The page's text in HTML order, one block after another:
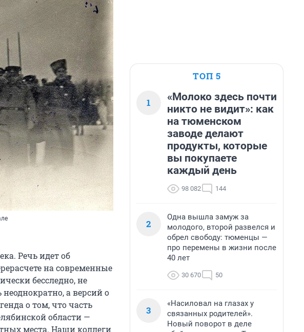
Речь идет об
на современные
бесследно, не
а версий о
о том, что часть
области —
места. Наши коллеги
ТОП 5
1
«Молоко здесь почти
никто не видит»: как
на тюменском
заводе делают
продукты, которые
вы покупаете
каждый день
98 082 144
2
Одна вышла замуж за
молодого, второй развелся и
обрел свободу: тюменцы —
про перемены в жизни после
40 лет
30 670 50
3
«Насиловал на глазах у
связанных родителей».
Новый поворот в деле